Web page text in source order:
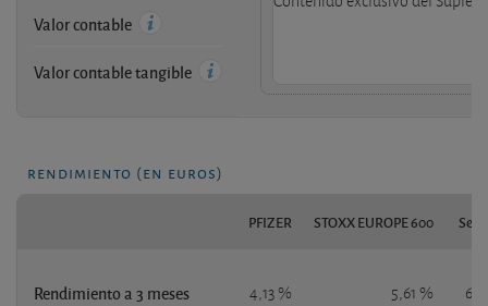
Valor contable
Valor contable tangible
rendimiento (en euros)
PFIZER STOXX EUROPE 600
Rendimiento a 3 meses 4,13 % 5,61 %